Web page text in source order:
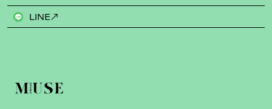
LINE